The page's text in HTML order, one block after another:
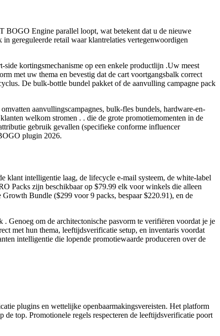
BOGO Engine parallel loopt, wat betekent dat u de nieuwe
gereguleerde retail waar klantrelaties vertegenwoordigen
side kortingsmechanisme op een enkele productlijn .Uw meest
met uw thema en bevestig dat de cart voortgangsbalk correct
De bulk-bottle bundel pakket of de aanvulling campagne pack
aanvullingscampagnes, bulk-fles bundels, hardware-en-
welkom stromen . . die de grote promotiemomenten in de
gebruik gevallen (specifieke conforme influencer
plugin 2026.
klant intelligentie laag, de lifecycle e-mail systeem, de white-label
Packs zijn beschikbaar op $79.99 elk voor winkels die alleen
Bundle ($299 voor 9 packs, bespaar $220.91), en de
Genoeg om de architectonische pasvorm te verifiëren voordat je je
met hun thema, leeftijdsverificatie setup, en inventaris voordat
intelligentie die lopende promotiewaarde produceren over de
plugins en wettelijke openbaarmakingsvereisten. Het platform
top. Promotionele regels respecteren de leeftijdsverificatie poort